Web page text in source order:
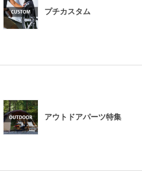
プチカスタム
アウトドアパーツ特集